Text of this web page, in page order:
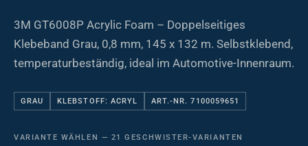
3M GT6008P Acrylic Foam – Doppelseitiges
Klebeband Grau, 0,8 mm, 145 x 132 m. Selbstklebend,
temperaturbeständig, ideal im Automotive-Innenraum.
GRAU KLEBSTOFF: ACRYL ART.-NR. 7100059651
VARIANTE WÄHLEN — 21 GESCHWISTER-VARIANTEN